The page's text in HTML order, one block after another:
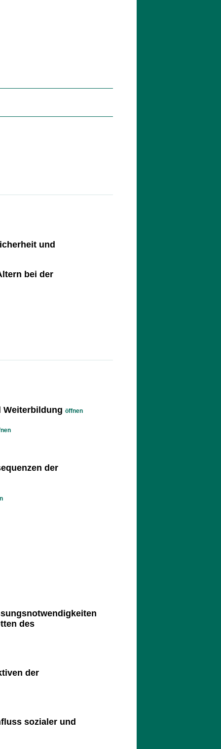
und
bei der
Weiterbildung öffnen
der
des
der
sozialer und